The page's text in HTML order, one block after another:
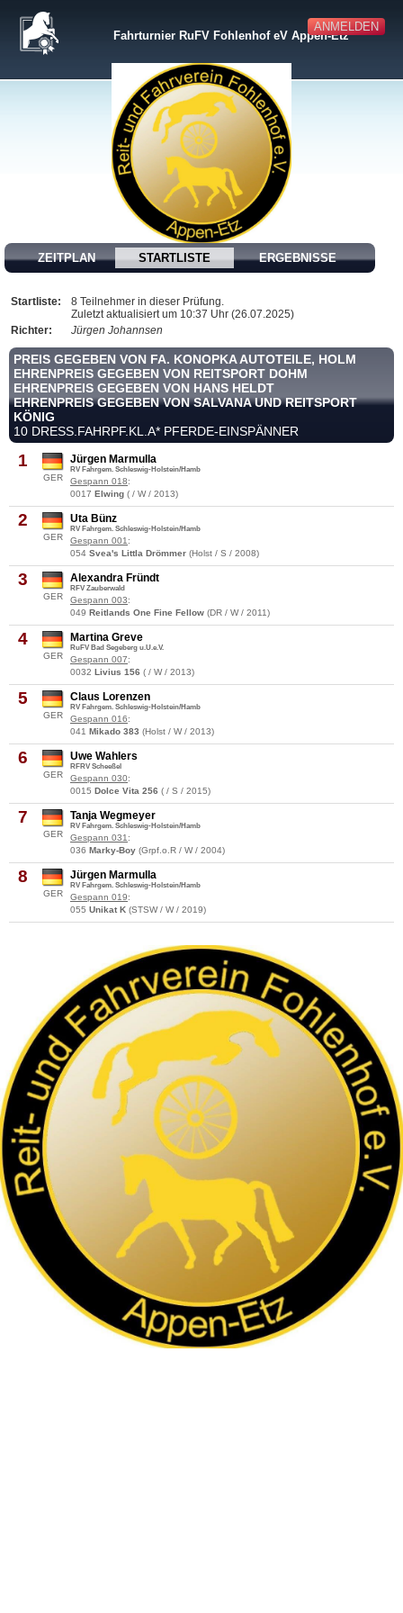
ANMELDEN
Fahrturnier RuFV Fohlenhof eV Appen-Etz
ZEITPLAN STARTLISTE ERGEBNISSE
Startliste:
8 Teilnehmer in dieser Prüfung.
Zuletzt aktualisiert um 10:37 Uhr (26.07.2025)
Richter:
Jürgen Johannsen
PREIS GEGEBEN VON FA. KONOPKA AUTOTEILE, HOLM
EHRENPREIS GEGEBEN VON REITSPORT DOHM
EHRENPREIS GEGEBEN VON HANS HELDT
EHRENPREIS GEGEBEN VON SALVANA UND REITSPORT
KÖNIG
10 DRESS.FAHRPF.KL.A* PFERDE-EINSPÄNNER
1
GER
Jürgen Marmulla
RV Fahrgem. Schleswig-Holstein/Hamb
Gespann 018:
0017 Elwing ( / W / 2013)
2
GER
Uta Bünz
RV Fahrgem. Schleswig-Holstein/Hamb
Gespann 001 :
054 Svea's Littla Drömmer (Holst / S / 2008)
3
GER
Alexandra Fründt
RFV Zauberwald
Gespann 003:
049 Reitlands One Fine Fellow (DR / W / 2011)
4
GER
Martina Greve
RuFV Bad Segeberg u.U.e.V.
Gespann 007:
0032 Livius 156 ( / W / 2013)
5
GER
Claus Lorenzen
RV Fahrgem. Schleswig-Holstein/Hamb
Gespann 016:
041 Mikado 383 (Holst / W / 2013)
6
GER
Uwe Wahlers
RFRV Scheeßel
Gespann 030:
0015 Dolce Vita 256 ( / S / 2015)
7
GER
Tanja Wegmeyer
RV Fahrgem. Schleswig-Holstein/Hamb
Gespann 031 :
036 Marky-Boy (Grpf.o.R / W / 2004)
8
GER
Jürgen Marmulla
RV Fahrgem. Schleswig-Holstein/Hamb
Gespann 019:
055 Unikat K (STSW / W / 2019)